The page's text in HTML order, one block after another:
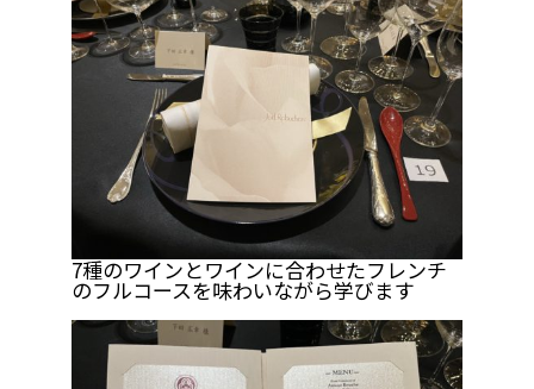
7種のワインとワインに合わせたフレンチ
のフルコースを味わいながら学びます